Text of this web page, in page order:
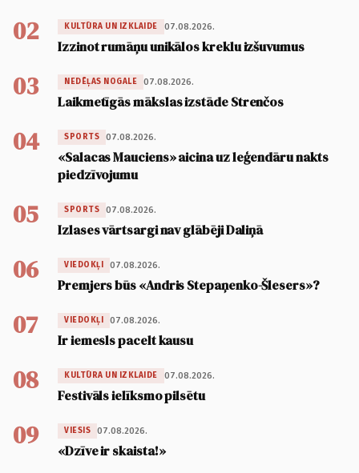
02 KULTŪRA UN IZKLAIDE 07.08.2026.
Izzinot rumāņu unikālos kreklu izšuvumus
03 NEDĒĻAS NOGALE 07.08.2026.
Laikmetīgās mākslas izstāde Strenčos
04 SPORTS 07.08.2026.
«Salacas Mauciens» aicina uz leģendāru nakts
piedzīvojumu
05 SPORTS 07.08.2026.
Izlases vārtsargi nav glābēji Daliņā
06 VIEDOKĻI 07.08.2026.
Premjers būs «Andris Stepaņenko-Šlesers»?
07 VIEDOKĻI 07.08.2026.
Ir iemesls pacelt kausu
08 KULTŪRA UN IZKLAIDE 07.08.2026.
Festivāls ielīksmo pilsētu
09 VIESIS 07.08.2026.
«Dzīve ir skaista!»